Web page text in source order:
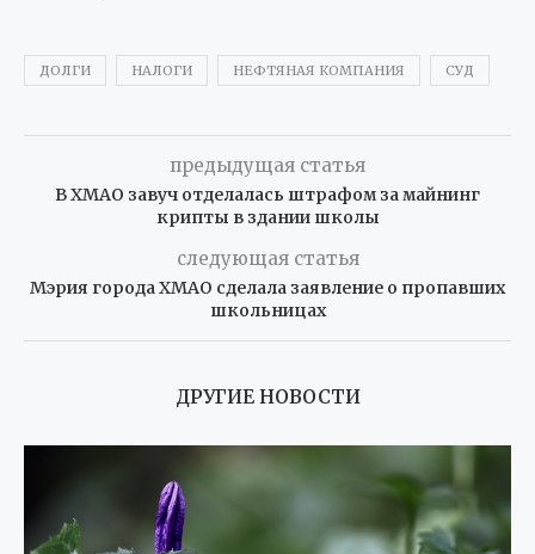
ДОЛГИ НАЛОГИ НЕФТЯНАЯ КОМПАНИЯ СУД
предыдущая статья
В ХМАО завуч отделалась штрафом за майнинг
крипты в здании школы
следующая статья
Мэрия города ХМАО сделала заявление о пропавших
школьницах
ДРУГИЕ НОВОСТИ